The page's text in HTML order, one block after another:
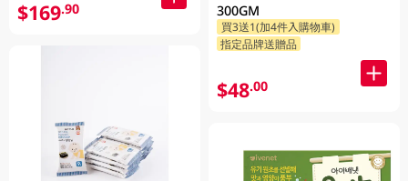
$169.90
300GM
買3送1(加4件入購物車)
指定品牌送贈品
$48.00